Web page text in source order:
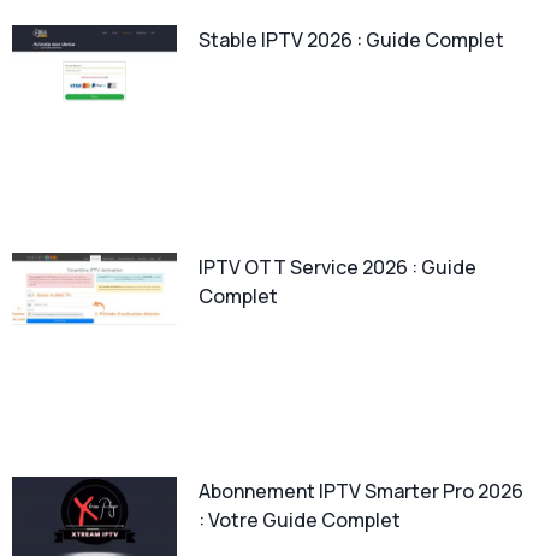
Stable IPTV 2026 : Guide Complet
IPTV OTT Service 2026 : Guide
Complet
Abonnement IPTV Smarter Pro 2026
: Votre Guide Complet